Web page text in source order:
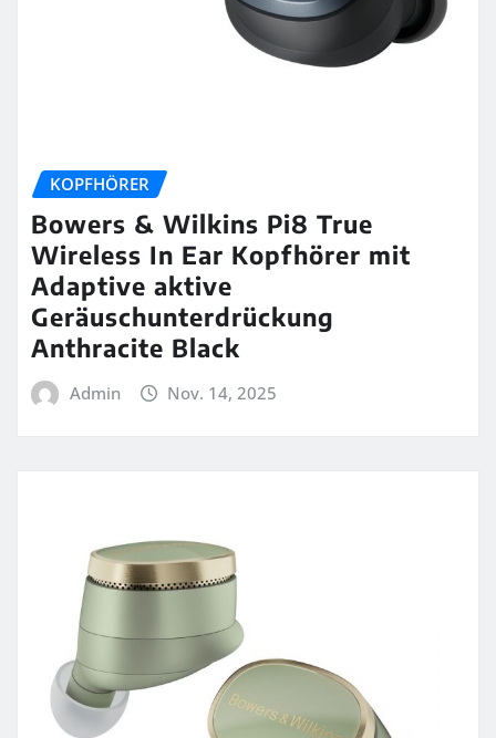
KOPFHÖRER
Bowers & Wilkins Pi8 True
Wireless In Ear Kopfhörer mit
Adaptive aktive
Geräuschunterdrückung
Anthracite Black
Admin Nov. 14, 2025